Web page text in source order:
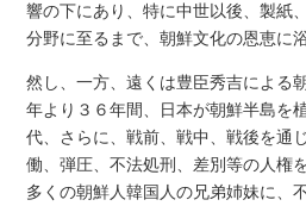
響の下にあり、特に中世以後、製紙
分野に至るまで、朝鮮文化の恩恵に
然し、一方、遠くは豊臣秀吉による
年より３６年間、日本が朝鮮半島を
代、さらに、戦前、戦中、戦後を通
働、弾圧、不法処刑、差別等の人権
多くの朝鮮人韓国人の兄弟姉妹に、